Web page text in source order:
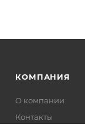
КОМПАНИЯ
О компании
Контакты